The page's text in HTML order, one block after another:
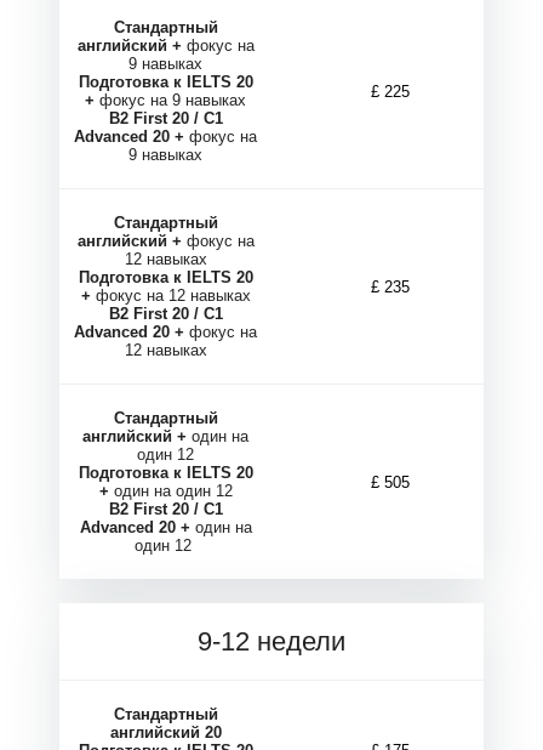
Ы
Стандартный
английский + фокус на
9 навыках
Подготовка к IELTS 20
+ фокус на 9 навыках
B2 First 20 / C1
Advanced 20 + фокус на
9 навыках
£ 225
Стандартный
английский + фокус на
12 навыках
Подготовка к IELTS 20
+ фокус на 12 навыках
B2 First 20 / C1
Advanced 20 + фокус на
12 навыках
£ 235
Стандартный
английский + один на
один 12
Подготовка к IELTS 20
+ один на один 12
B2 First 20 / C1
Advanced 20 + один на
один 12
£ 505
9-12 недели
Стандартный
английский 20
Ы